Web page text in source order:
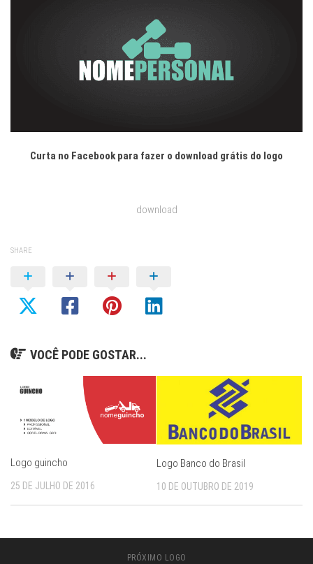
Curta no Facebook para fazer o download grátis do logo
download
SHARE
VOCÊ PODE GOSTAR...
Logo guincho
25 DE JULHO DE 2016
Logo Banco do Brasil
10 DE OUTUBRO DE 2019
PRÓXIMO LOGO